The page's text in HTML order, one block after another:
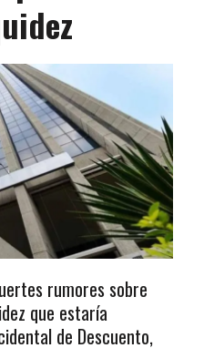
rumores sobre
que estaría
de Descuento,